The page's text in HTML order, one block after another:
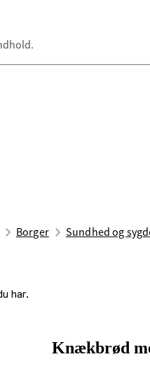
Borger Sundhed og
har.
Knækbrød